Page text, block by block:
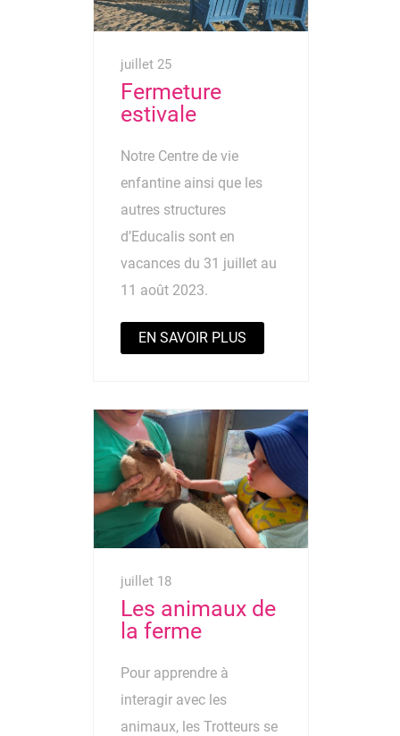
juillet 25
Fermeture
estivale
Notre Centre de vie
enfantine ainsi que les
autres structures
d’Educalis sont en
vacances du 31 juillet au
11 août 2023.
EN SAVOIR PLUS
juillet 18
Les animaux de
la ferme
Pour apprendre à
interagir avec les
animaux, les Trotteurs se